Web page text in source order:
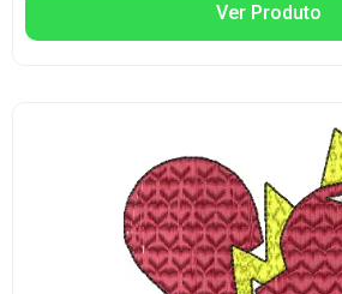
Ver Produto